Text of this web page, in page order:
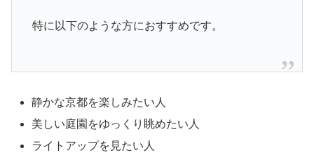
特に以下のような方におすすめです。
静かな京都を楽しみたい人
美しい庭園をゆっくり眺めたい人
ライトアップを見たい人